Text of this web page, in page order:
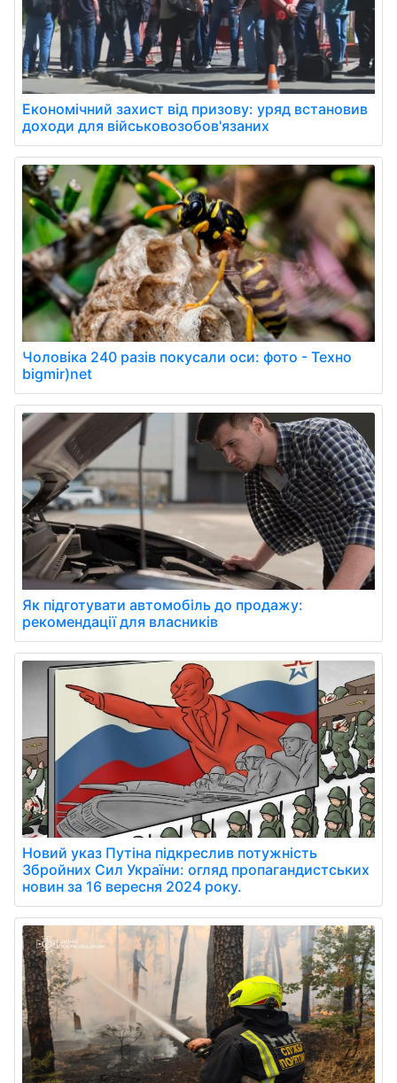
Економічний захист від призову: уряд встановив
доходи для військовозобов'язаних
Чоловіка 240 разів покусали оси: фото - Техно
bigmir)net
Як підготувати автомобіль до продажу:
рекомендації для власників
Новий указ Путіна підкреслив потужність
Збройних Сил України: огляд пропагандистських
новин за 16 вересня 2024 року.